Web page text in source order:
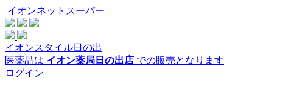
イオンネットスーパー
イオンスタイル日の出
医薬品は イオン薬局日の出店 での販売となります
ログイン